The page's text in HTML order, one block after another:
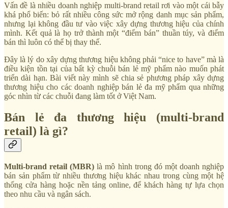
Vấn đề là nhiều doanh nghiệp multi-brand retail rơi vào một cái bẫy
khá phổ biến: bỏ rất nhiều công sức mở rộng danh mục sản phẩm,
nhưng lại không đầu tư vào việc xây dựng thương hiệu của chính
mình. Kết quả là họ trở thành một “điểm bán” thuần túy, và điểm
bán thì luôn có thể bị thay thế.
Đây là lý do xây dựng thương hiệu không phải “nice to have” mà là
điều kiện tồn tại của bất kỳ chuỗi bán lẻ mỹ phẩm nào muốn phát
triển dài hạn. Bài viết này mình sẽ chia sẻ phương pháp xây dựng
thương hiệu cho các doanh nghiệp bán lẻ đa mỹ phẩm qua những
góc nhìn từ các chuỗi đang làm tốt ở Việt Nam.
Bán lẻ đa thương hiệu (multi-brand
retail) là gì?
Multi-brand retail (MBR) là mô hình trong đó một doanh nghiệp
bán sản phẩm từ nhiều thương hiệu khác nhau trong cùng một hệ
thống cửa hàng hoặc nền tảng online, để khách hàng tự lựa chọn
theo nhu cầu và ngân sách.